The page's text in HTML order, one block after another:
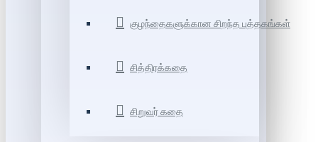
குழந்தைகளுக்கான சிறந்த புத்தகங்கள்
சித்திரக்கதை
சிறுவர் கதை